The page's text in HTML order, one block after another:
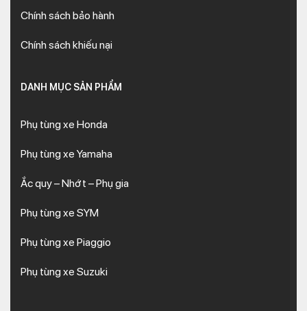
Chính sách bảo hành
Chính sách khiếu nại
DANH MỤC SẢN PHẨM
Phụ tùng xe Honda
Phụ tùng xe Yamaha
Ắc quy – Nhớt – Phụ gia
Phụ tùng xe SYM
Phụ tùng xe Piaggio
Phụ tùng xe Suzuki